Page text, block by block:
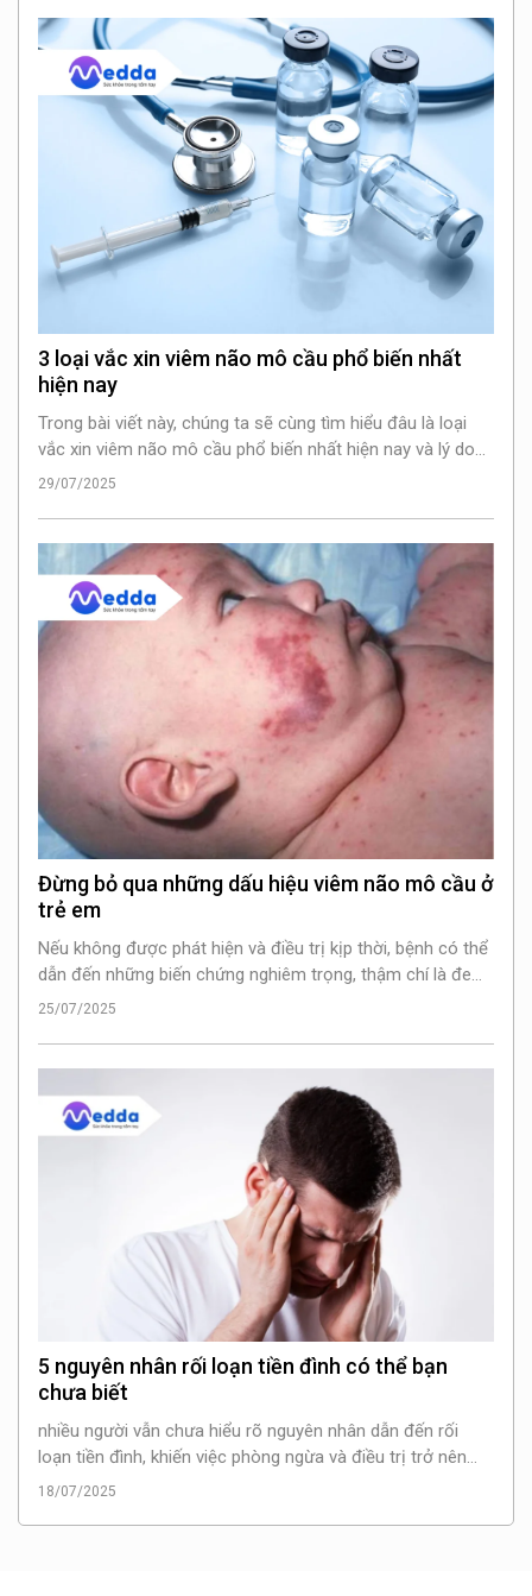
3 loại vắc xin viêm não mô cầu phổ biến nhất
hiện nay
Trong bài viết này, chúng ta sẽ cùng tìm hiểu đâu là loại
vắc xin viêm não mô cầu phổ biến nhất hiện nay và lý do
tại sao việc tiêm phòng là cực kỳ quan trọng.
29/07/2025
Đừng bỏ qua những dấu hiệu viêm não mô cầu ở
trẻ em
Nếu không được phát hiện và điều trị kịp thời, bệnh có thể
dẫn đến những biến chứng nghiêm trọng, thậm chí là đe
dọa tính mạng. Vậy những dấu hiệu viêm não mô cầu ở trẻ
25/07/2025
5 nguyên nhân rối loạn tiền đình có thể bạn
chưa biết
nhiều người vẫn chưa hiểu rõ nguyên nhân dẫn đến rối
loạn tiền đình, khiến việc phòng ngừa và điều trị trở nên
khó khăn. Bài viết này của Medda sẽ giúp bạn tìm hiểu về 5
18/07/2025